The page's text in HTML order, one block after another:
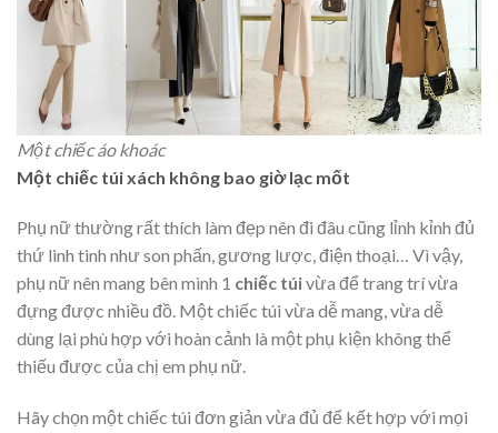
Một chiếc áo khoác
Một chiếc túi xách không bao giờ lạc mốt
Phụ nữ thường rất thích làm đẹp nên đi đâu cũng lỉnh kỉnh đủ
thứ linh tinh như son phấn, gương lược, điện thoại… Vì vậy,
phụ nữ nên mang bên mình 1 chiếc túivừa để trang trí vừa
đựng được nhiều đồ. Một chiếc túi vừa dễ mang, vừa dễ
dùng lại phù hợp với hoàn cảnh là một phụ kiện không thể
thiếu được của chị em phụ nữ.
Hãy chọn một chiếc túi đơn giản vừa đủ để kết hợp với mọi